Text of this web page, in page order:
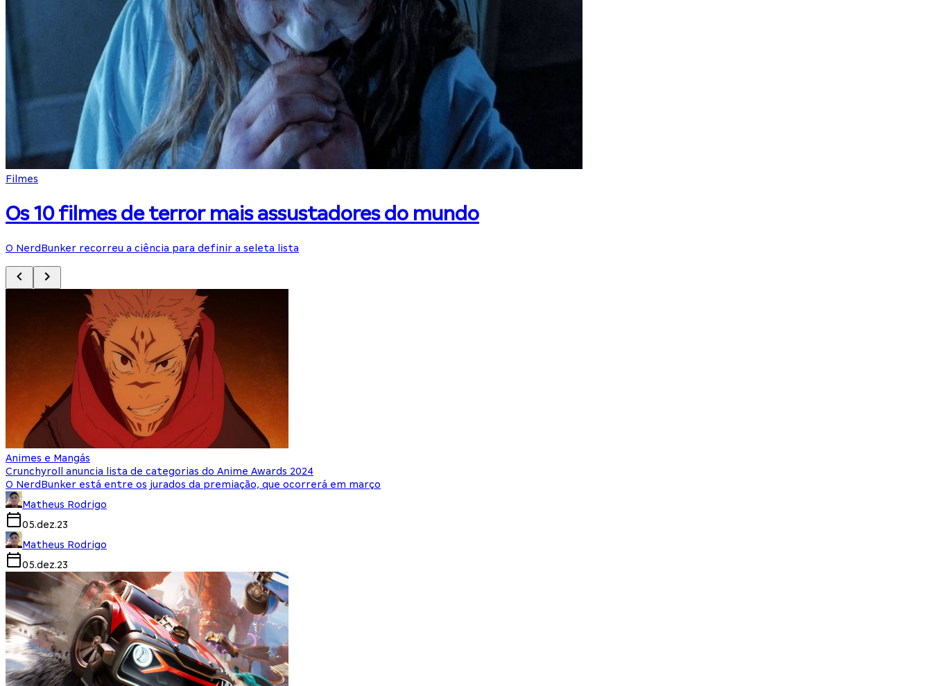
Filmes
Os 10 filmes de terror mais assustadores do mundo
O NerdBunker recorreu a ciência para definir a seleta lista
Animes e Mangás
Crunchyroll anuncia lista de categorias do Anime Awards 2024
O NerdBunker está entre os jurados da premiação, que ocorrerá em março
Matheus Rodrigo
05.dez.23
Matheus Rodrigo
05.dez.23